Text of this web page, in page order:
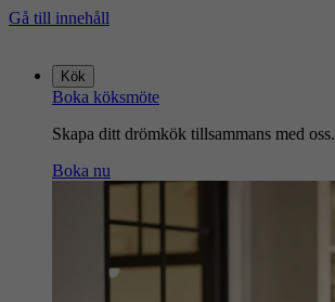
Gå till innehåll
startsidan
Kök
Boka köksmöte
Skapa ditt drömkök tillsammans med oss.
Boka nu